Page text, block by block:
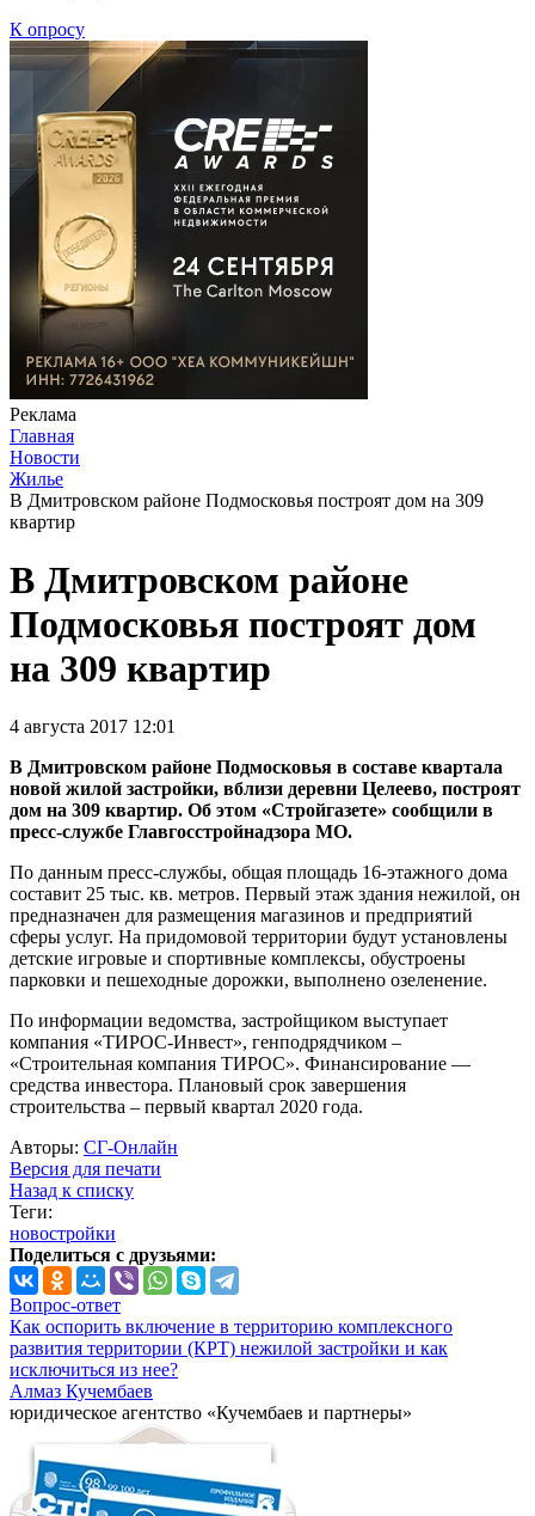
К опросу
Реклама
Главная
Новости
Жилье
В Дмитровском районе Подмосковья построят дом на 309
квартир
В Дмитровском районе
Подмосковья построят дом
на 309 квартир
4 августа 2017 12:01
В Дмитровском районе Подмосковья в составе квартала
новой жилой застройки, вблизи деревни Целеево, построят
дом на 309 квартир. Об этом «Стройгазете» сообщили в
пресс-службе Главгосстройнадзора МО.
По данным пресс-службы, общая площадь 16-этажного дома
составит 25 тыс. кв. метров. Первый этаж здания нежилой, он
предназначен для размещения магазинов и предприятий
сферы услуг. На придомовой территории будут установлены
детские игровые и спортивные комплексы, обустроены
парковки и пешеходные дорожки, выполнено озеленение.
По информации ведомства, застройщиком выступает
компания «ТИРОС-Инвест», генподрядчиком –
«Строительная компания ТИРОС». Финансирование —
средства инвестора. Плановый срок завершения
строительства – первый квартал 2020 года.
Авторы: СГ-Онлайн
Версия для печати
Назад к списку
Теги:
новостройки
Поделиться с друзьями:
Вопрос-ответ
Как оспорить включение в территорию комплексного
развития территории (КРТ) нежилой застройки и как
исключиться из нее?
Алмаз Кучембаев
юридическое агентство «Кучембаев и партнеры»